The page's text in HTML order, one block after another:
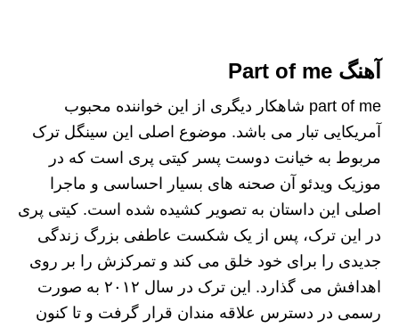
آهنگ Part of me
part of me شاهکار دیگری از این خواننده محبوب
آمریکایی تبار می باشد. موضوع اصلی این سینگل ترک
مربوط به خیانت دوست پسر کیتی پری است که در
موزیک ویدئو آن صحنه های بسیار احساسی و ماجرا
اصلی این داستان به تصویر کشیده شده است. کیتی پری
در این ترک، پس از یک شکست عاطفی بزرگ زندگی
جدیدی را برای خود خلق می کند و تمرکزش را بر روی
اهدافش می گذارد. این ترک در سال ۲۰۱۲ به صورت
رسمی در دسترس علاقه مندان قرار گرفت و تا کنون